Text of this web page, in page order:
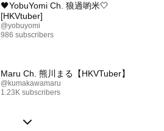
🖤YobuYomi Ch. 狼過喲米🤍
[HKVtuber]
@yobuyomi
986 subscribers
Maru Ch. 熊川まる【HKVTuber】
@kumakawamaru
1.23K subscribers